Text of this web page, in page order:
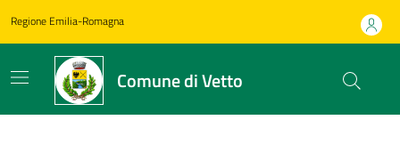
Regione Emilia-Romagna
Comune di Vetto